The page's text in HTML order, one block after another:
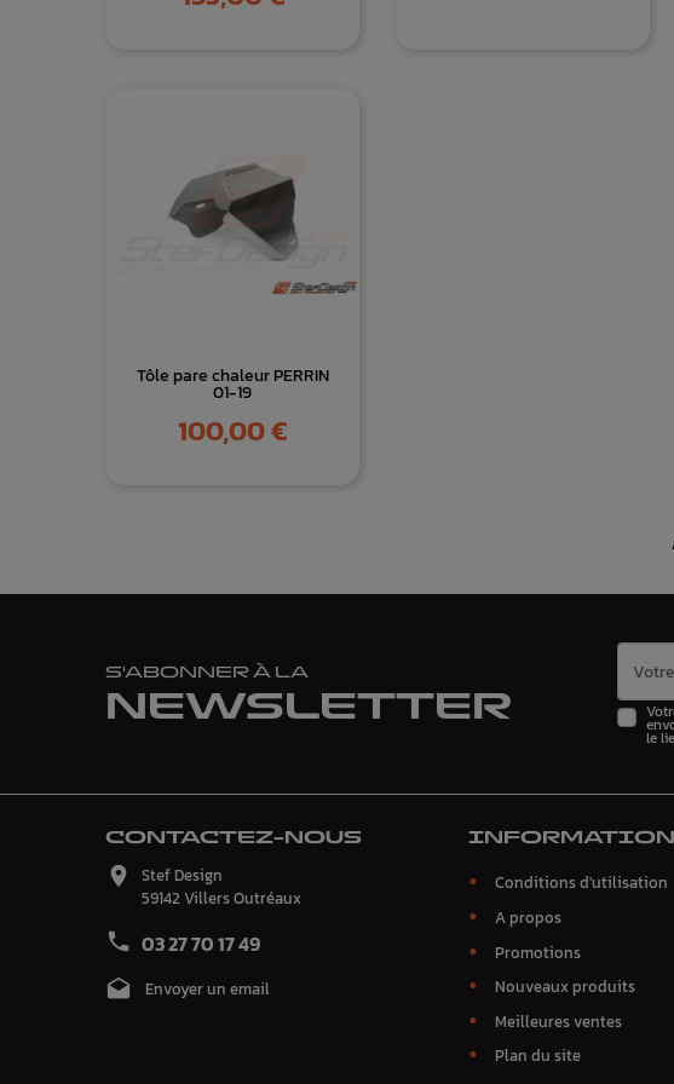
Tôle pare chaleur PERRIN
01-19
Prix
100,00 €
S'ABONNER À LA
NEWSLETTER
le
CONTACTEZ-NOUS

Stef Design
59142 Villers Outréaux
 03 27 70 17 49
 Envoyer un email
Conditions d'utilisation
A propos
Promotions
Nouveaux produits
Meilleures ventes
Plan du site